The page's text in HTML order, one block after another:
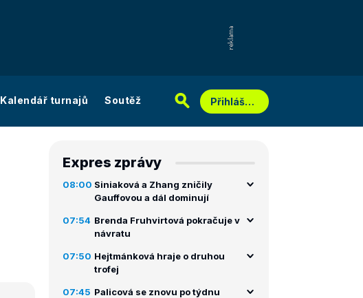
Kalendář turnajů Soutěž Přihlášení
Expres zprávy
08:00 Siniaková a Zhang zničily
Gauffovou a dál dominují
07:54 Brenda Fruhvirtová pokračuje v
návratu
07:50 Hejtmánková hraje o druhou
trofej
07:45 Palicová se znovu po týdnu